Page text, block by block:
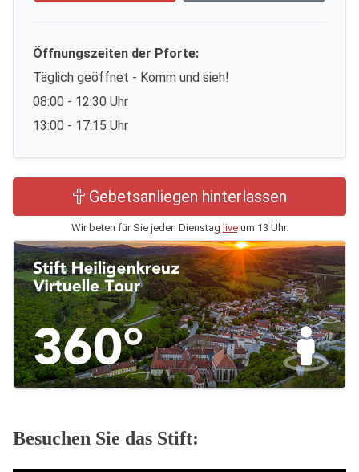
Öffnungszeiten der Pforte:
Täglich geöffnet - Komm und sieh!
08:00 - 12:30 Uhr
13:00 - 17:15 Uhr
Gebetsanliegen hinterlassen
Wir beten für Sie jeden Dienstag liveum 13 Uhr.
Besuchen Sie das Stift: